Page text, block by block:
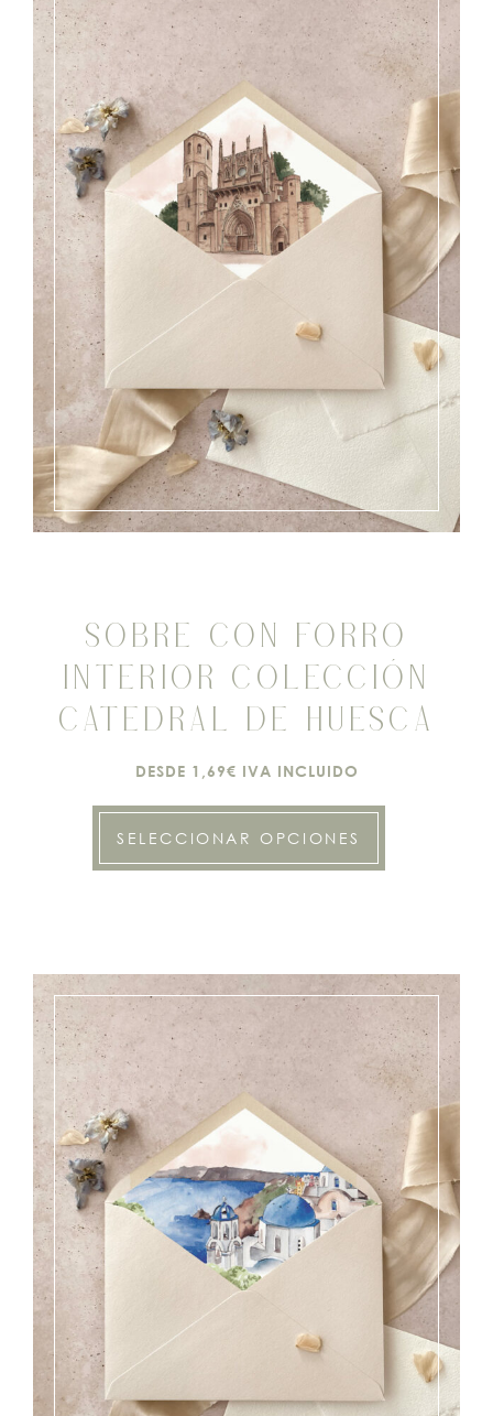
SOBRE CON FORRO
INTERIOR COLECCIÓN
CATEDRAL DE HUESCA
DESDE 1,69€ IVA INCLUIDO
SELECCIONAR OPCIONES